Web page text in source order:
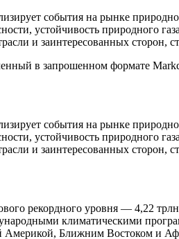
события на рынке
устойчивость природного
и заинтересованных сторон,
в запрошенном формате
события на рынке
устойчивость природного
и заинтересованных сторон,
рекордного уровня — 4,22
климатическими
Америкой, Ближним Востоком и